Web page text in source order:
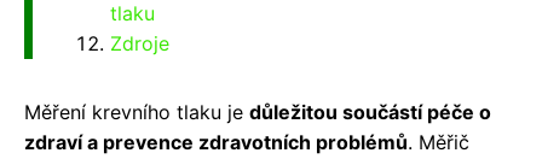
tlaku
Zdroje
Měření krevního tlaku je důležitou součástí péče o
zdraví a prevence zdravotních problémů. Měřič